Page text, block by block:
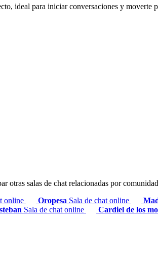
ideal para iniciar conversaciones y moverte
otras salas de chat relacionadas por
online Oropesa Sala de chat online
Sala de chat online Cardiel de los